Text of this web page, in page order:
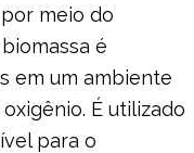
meio do
é
em um ambiente
É utilizado
para o